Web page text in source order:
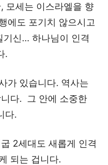
모세는 이스라엘을 향
에도 포기치 않으시고
신… 하나님이 인격
.
가 있습니다. 역사는
다. 그 안에 소중한
다.
2세대도 새롭게 인격
되는 겁니다.